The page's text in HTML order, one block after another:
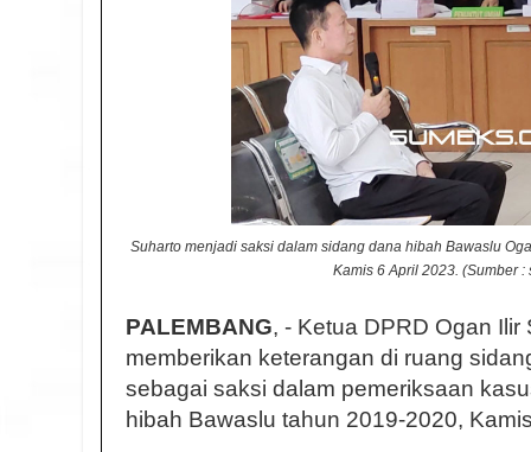
Suharto menjadi saksi dalam sidang dana hibah Bawaslu
Kamis 6 April 2023. (Sumber :
PALEMBANG, - Ketua DPRD Ogan Ilir
memberikan keterangan di ruang
sebagai saksi dalam pemeriksaan
hibah Bawaslu tahun 2019-2020,